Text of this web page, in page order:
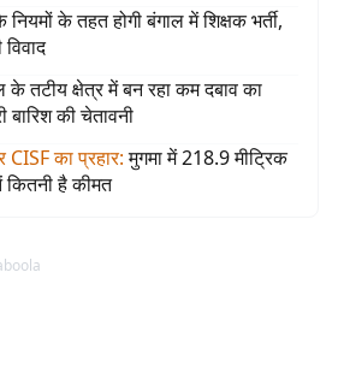
के तहत होगी बंगाल में शिक्षक भर्ती,
के तटीय क्षेत्र में बन रहा कम दबाव का
बारिश की चेतावनी
का प्रहार: मुगमा में 218.9 मीट्रिक
है कीमत